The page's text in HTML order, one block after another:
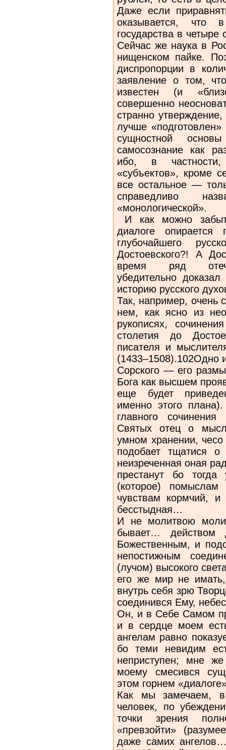
Даже если
оказывается,
государства в
Сейчас же наука в
нищенском пайке.
диспропорции в
заявление о том,
известен (и
совершенно
странно
лучше
сущностной
самосознание как
ибо, в частности,
«субъектов», кроме
все остальное —
справедливо
«монологической».
И как можно
диалоге опирается
глубочайшего
Достоевского?! А
время ряд
убедительно
историю русского
Так, например, очень
нем, как ясно из
рукописях,
столетия до
писателя и
(1433–1508).102Одно
Сорского — его
Бога как высшем
еще будет
именно этого
главного
Святых отец о
умном хранении,
подобает тщатися
неизреченная оная
престанут бо
(которое)
чувствам кормчий,
бесстыдная…
И не молитвою
бывает… действом
Божественным, и
непостижным
(лучом) высокого
его же мир не
внутрь себя зрю
соединився Ему,
Он, и в Себе Самом
и в сердце моем
ангелам равно
бо теми невидим
неприступен; мне
моему смесився
этом горнем
Как мы замечаем, в
человек, по
точки зрения
«превзойти»
даже самих